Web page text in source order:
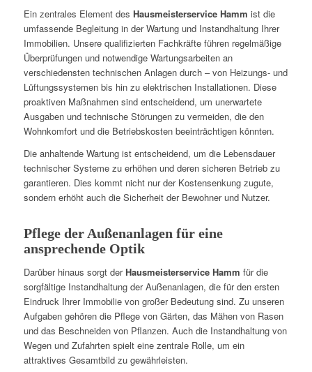
Ein zentrales Element des Hausmeisterservice Hamm ist die
umfassende Begleitung in der Wartung und Instandhaltung Ihrer
Immobilien. Unsere qualifizierten Fachkräfte führen regelmäßige
Überprüfungen und notwendige Wartungsarbeiten an
verschiedensten technischen Anlagen durch – von Heizungs- und
Lüftungssystemen bis hin zu elektrischen Installationen. Diese
proaktiven Maßnahmen sind entscheidend, um unerwartete
Ausgaben und technische Störungen zu vermeiden, die den
Wohnkomfort und die Betriebskosten beeinträchtigen könnten.
Die anhaltende Wartung ist entscheidend, um die Lebensdauer
technischer Systeme zu erhöhen und deren sicheren Betrieb zu
garantieren. Dies kommt nicht nur der Kostensenkung zugute,
sondern erhöht auch die Sicherheit der Bewohner und Nutzer.
Pflege der Außenanlagen für eine
ansprechende Optik
Darüber hinaus sorgt der Hausmeisterservice Hamm für die
sorgfältige Instandhaltung der Außenanlagen, die für den ersten
Eindruck Ihrer Immobilie von großer Bedeutung sind. Zu unseren
Aufgaben gehören die Pflege von Gärten, das Mähen von Rasen
und das Beschneiden von Pflanzen. Auch die Instandhaltung von
Wegen und Zufahrten spielt eine zentrale Rolle, um ein
attraktives Gesamtbild zu gewährleisten.